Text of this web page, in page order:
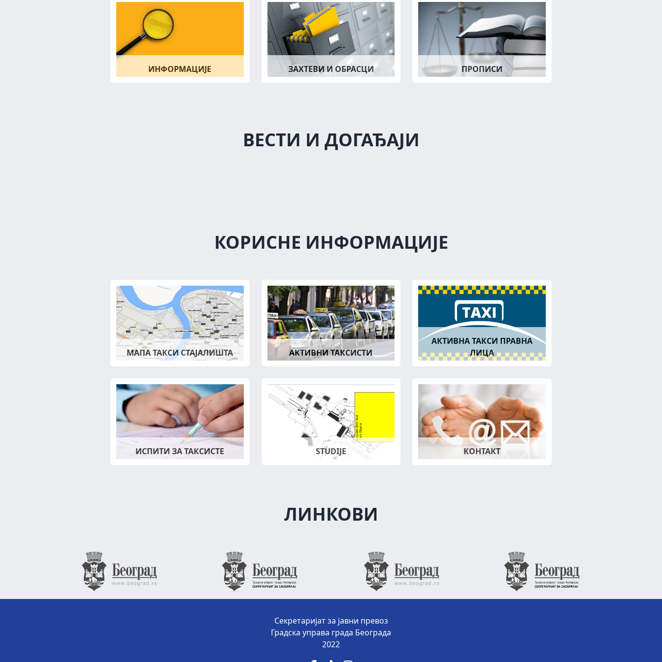
ИНФОРМАЦИЈЕ ЗАХТЕВИ И ОБРАСЦИ ПРОПИСИ
ВЕСТИ И ДОГАЂАЈИ
КОРИСНЕ ИНФОРМАЦИЈЕ
МАПА ТАКСИ СТАЈАЛИШТА АКТИВНИ ТАКСИСТИ
АКТИВНА ТАКСИ ПРАВНА
ЛИЦА
ИСПИТИ ЗА ТАКСИСТЕ STUDIJE КОНТАКТ
ЛИНКОВИ
Секретаријат за јавни превоз
Градска управа града Београда
2022